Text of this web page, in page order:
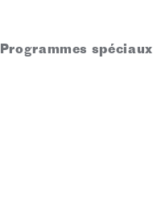
Programmes spéciaux